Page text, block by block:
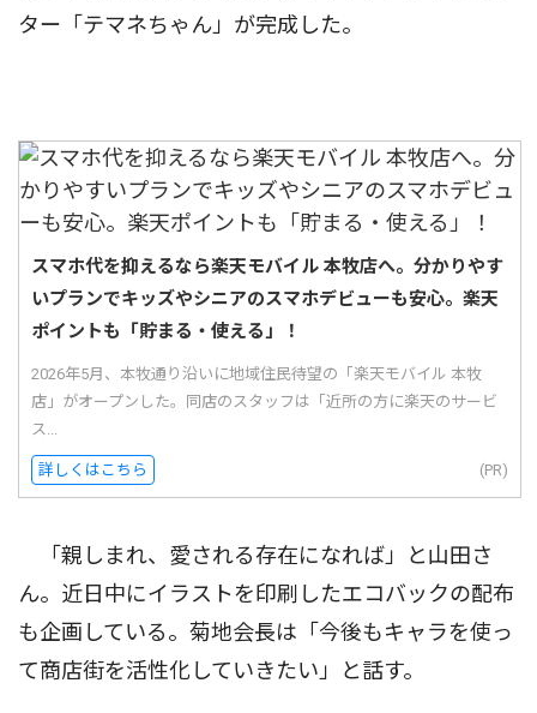
ター「テマネちゃん」が完成した。
スマホ代を抑えるなら楽天モバイル 本牧店へ。分かりやす
いプランでキッズやシニアのスマホデビューも安心。楽天
ポイントも「貯まる・使える」！
2026年5月、本牧通り沿いに地域住民待望の「楽天モバイル 本牧
店」がオープンした。同店のスタッフは「近所の方に楽天のサービ
ス...
詳しくはこちら (PR)
「親しまれ、愛される存在になれば」と山田さ
ん。近日中にイラストを印刷したエコバックの配布
も企画している。菊地会長は「今後もキャラを使っ
て商店街を活性化していきたい」と話す。